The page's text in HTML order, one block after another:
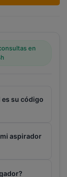
en
es su código
aspirador
Cargador